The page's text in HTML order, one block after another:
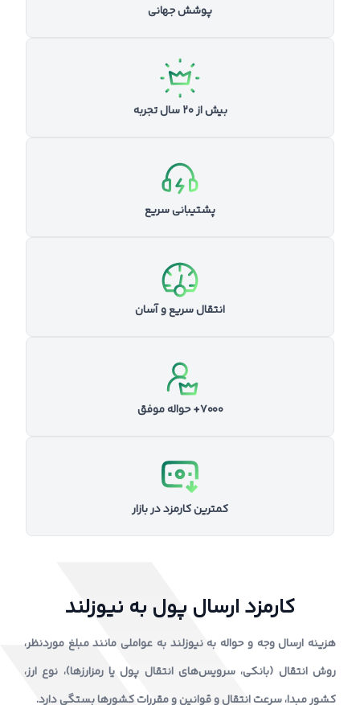
پوشش جهانی
بیش از ۲۰ سال تجربه
پشتیبانی سریع
انتقال سریع و آسان
۷۰۰۰+ حواله موفق
کمترین کارمزد در بازار
کارمزد ارسال پول به نیوزلند
هزینه ارسال وجه و حواله به نیوزلند به عواملی مانند مبلغ موردنظر،
روش انتقال (بانکی، سرویس‌های انتقال پول یا رمزارزها)، نوع ارز،
کشور مبدا، سرعت انتقال و قوانین و مقررات کشورها بستگی دارد.